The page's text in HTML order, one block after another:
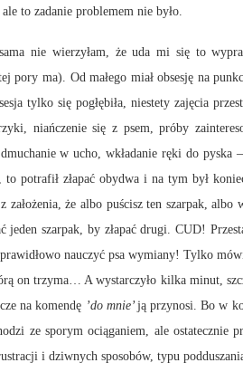
to zadanie problemem nie było.
nie wierzyłam, że uda mi się to
pory ma). Od małego miał obsesję na
tylko się pogłębiła, niestety zajęcia
niańczenie się z psem, próby
w ucho, wkładanie ręki do
potrafił złapać obydwa i na tym był
że albo puścisz ten szarpak,
szarpak, by złapać drugi. CUD!
nauczyć psa wymiany! Tylko
on trzyma… A wystarczyło kilka minut,
na komendę ’do mnie’ją przynosi. Bo w
ze sporym ociąganiem, ale ostatecznie
i dziwnych sposobów, typu